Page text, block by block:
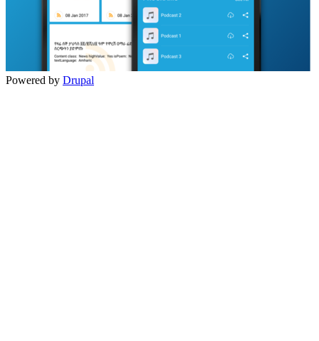
Powered by Drupal